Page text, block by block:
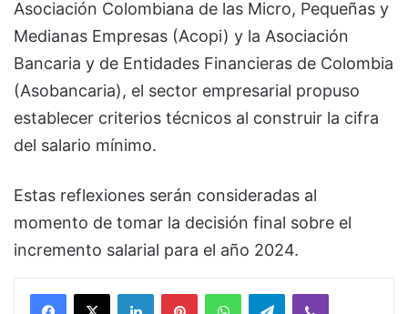
Asociación Colombiana de las Micro, Pequeñas y
Medianas Empresas (Acopi) y la Asociación
Bancaria y de Entidades Financieras de Colombia
(Asobancaria), el sector empresarial propuso
establecer criterios técnicos al construir la cifra
del salario mínimo.
Estas reflexiones serán consideradas al
momento de tomar la decisión final sobre el
incremento salarial para el año 2024.
Facebook
X LinkedInPinterestWhatsAppTelegramViber